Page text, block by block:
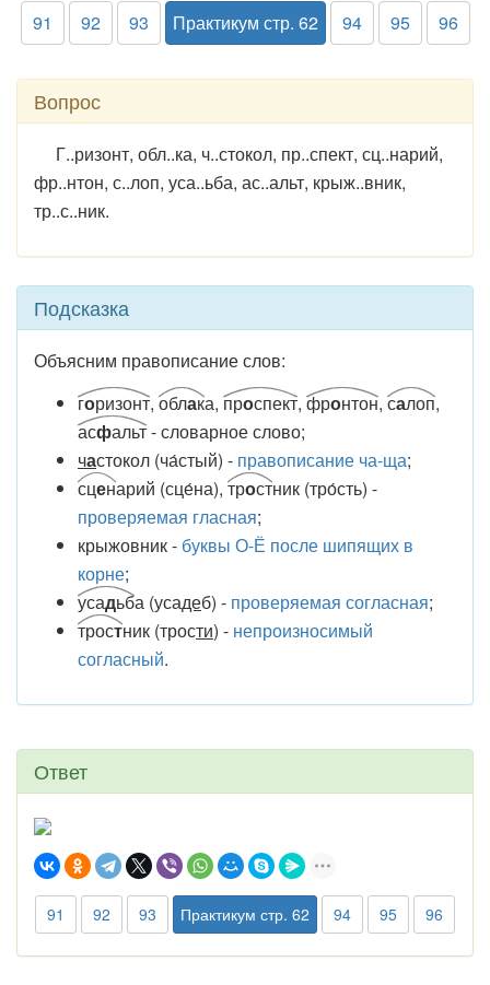
91 92 93 Практикум стр. 62 94 95 96
Вопрос
Г..ризонт, обл..ка, ч..стокол, пр..спект, сц..нарий,
фр..нтон, с..лоп, уса..ьба, ас..альт, крыж..вник,
тр..с..ник.
Подсказка
Объясним правописание слов:
горизонт, облака, проспект, фронтон, салоп,
асфальт- словарное слово;
частокол (ча́стый) - правописание ча-ща;
сценарий (сце́на), тростник (тро́сть) -
проверяемая гласная;
крыжовник - буквы О-Ё после шипящих в
корне;
усадьба (усадеб) - проверяемая согласная;
тростник (трости) - непроизносимый
согласный.
Ответ
91 92 93 Практикум стр. 62 94 95 96